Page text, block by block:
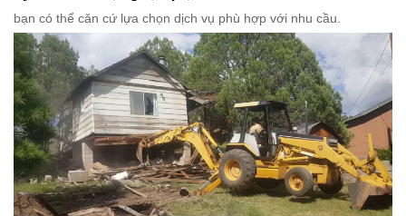
bạn có thể căn cứ lựa chọn dịch vụ phù hợp với nhu cầu.